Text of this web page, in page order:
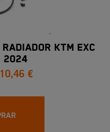
KTM EXC
2024
€